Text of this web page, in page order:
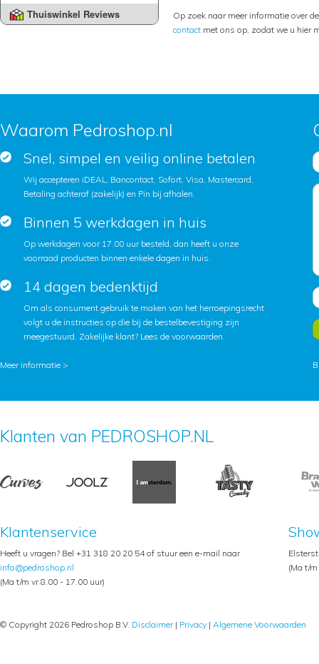
Thuiswinkel Reviews
Op zoek naar meer informatie over
contact met ons op, zodat we u hier
Waarom Pedroshop.nl
Snel, simpel en veilig online betalen
Wij accepteren iDEAL, Bancontact, Sofort, Visa, Mastercard,
Betaling achteraf (zakelijk) en Pin bij afhalen.
Binnen 5 werkdagen in huis
Op werkdagen voor 17.00 uur besteld, dan heeft u onze
voorraad producten binnen enkele dagen in huis.
14 dagen bedenktijd
Om als consument gebruik te maken van het herroepingsrecht
volgt u de instructies op die bij de bestelbevestiging zijn
meegestuurd. Zakelijke klant? Lees de voorwaarden.
Meer informatie >
Klanten van PEDROSHOP.NL
Klantenservice
Heeft u vragen? Bel +31 318 20 20 54 of stuur een e-mail naar
info@pedroshop.nl
(Ma t/m vr 8.00 - 17.00 uur)
(Ma t/
© Copyright 2026 Pedroshop B.V. Disclaimer| Privacy | Algemene Voorwaarden